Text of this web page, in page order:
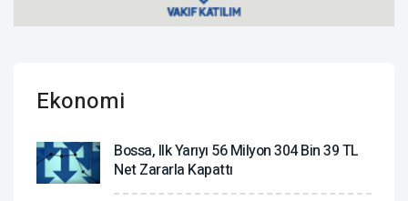
Ekonomi
Bossa, Ilk Yarıyı 56 Milyon 304 Bin 39 TL
Net Zararla Kapattı